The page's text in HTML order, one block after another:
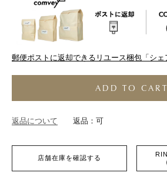
郵便ポストに返却できるリユース梱包「シ
ADD TO CART
返品について 返品：可
店舗在庫を確認する